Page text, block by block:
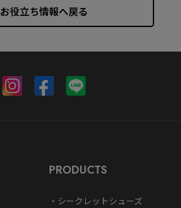
お役立ち情報へ戻る
PRODUCTS
シークレットシューズ